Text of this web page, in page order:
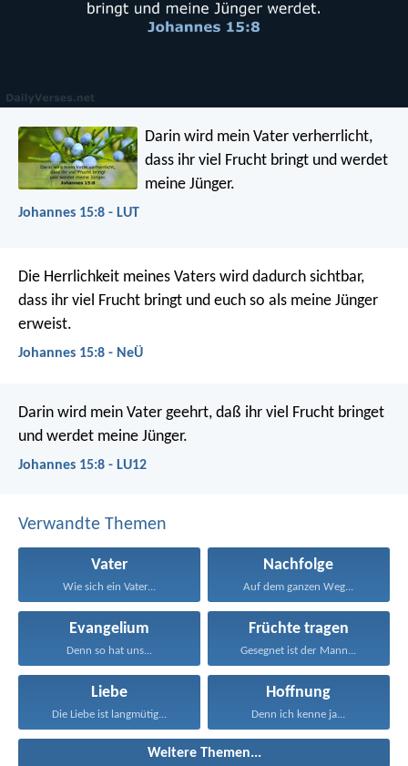
Darin wird mein Vater verherrlicht,
dass ihr viel Frucht bringt und werdet
meine Jünger.
Johannes 15:8 - LUT
Die Herrlichkeit meines Vaters wird dadurch sichtbar,
dass ihr viel Frucht bringt und euch so als meine Jünger
erweist.
Johannes 15:8 - NeÜ
Darin wird mein Vater geehrt, daß ihr viel Frucht bringet
und werdet meine Jünger.
Johannes 15:8 - LU12
Verwandte Themen
Vater
Wie sich ein Vater...
Nachfolge
Auf dem ganzen Weg...
Evangelium
Denn so hat uns...
Früchte tragen
Gesegnet ist der Mann...
Liebe
Die Liebe ist langmütig...
Hoffnung
Denn ich kenne ja...
Weitere Themen...